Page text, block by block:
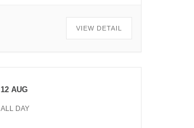
VIEW DETAIL
12 AUG
ALL DAY